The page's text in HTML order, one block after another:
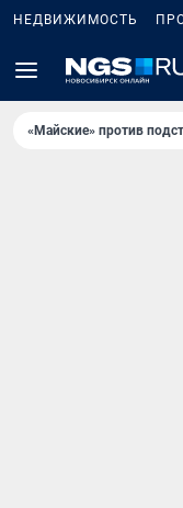
НЕДВИЖИМОСТЬ
«Майские» против